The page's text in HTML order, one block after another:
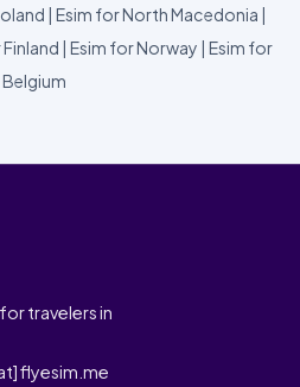
| Esim for North Macedonia |
| Esim for Norway | Esim for
Belgium
travelers in
flyesim.me